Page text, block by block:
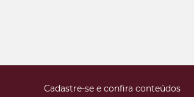
Cadastre-se e confira conteúdos